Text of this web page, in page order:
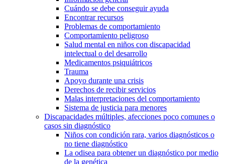
Cuándo se debe conseguir ayuda
Encontrar recursos
Problemas de comportamiento
Comportamiento peligroso
Salud mental en niños con discapacidad
intelectual o del desarrollo
Medicamentos psiquiátricos
Trauma
Apoyo durante una crisis
Derechos de recibir servicios
Malas interpretaciones del comportamiento
Sistema de justicia para menores
Discapacidades múltiples, afecciones poco comunes o
casos sin diagnóstico
Niños con condición rara, varios diagnósticos o
no tiene diagnóstico
La odisea para obtener un diagnóstico por medio
de la genética